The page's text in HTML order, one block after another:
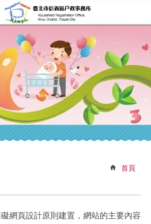
首頁
網頁設計原則建置，網站的主要內容